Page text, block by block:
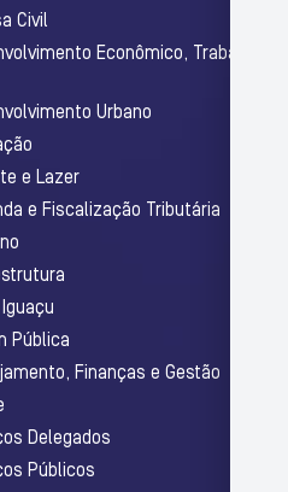
Civil
Econômico, Trabalho
Urbano
e Lazer
e Fiscalização Tributária
Pública
Finanças e Gestão
Delegados
Públicos